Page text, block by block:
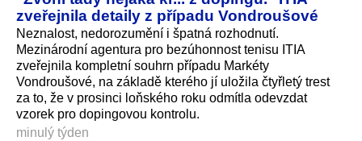
zveřejnila detaily z případu Vondroušové
Neznalost, nedorozumění i špatná rozhodnutí.
Mezinárodní agentura pro bezúhonnost tenisu ITIA
zveřejnila kompletní souhrn případu Markéty
Vondroušové, na základě kterého jí uložila čtyřletý trest
za to, že v prosinci loňského roku odmítla odevzdat
vzorek pro dopingovou kontrolu.
minulý týden